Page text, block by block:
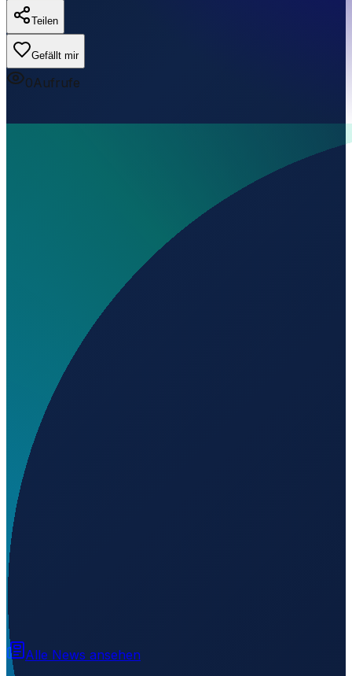
Teilen
Gefällt mir
0Aufrufe
▼
Alle News ansehen